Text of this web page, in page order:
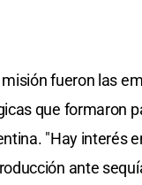
fueron las
que formaron
"Hay interés
ante